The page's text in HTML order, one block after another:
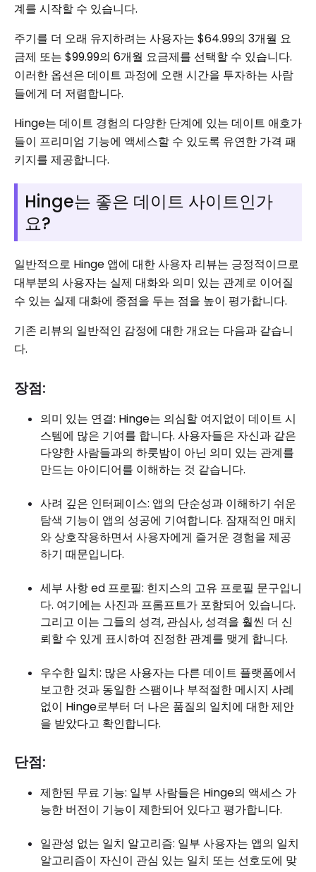
계를 시작할 수 있습니다.
주기를 더 오래 유지하려는 사용자는 $64.99의 3개월 요
금제 또는 $99.99의 6개월 요금제를 선택할 수 있습니다.
이러한 옵션은 데이트 과정에 오랜 시간을 투자하는 사람
들에게 더 저렴합니다.
Hinge는 데이트 경험의 다양한 단계에 있는 데이트 애호가
들이 프리미엄 기능에 액세스할 수 있도록 유연한 가격 패
키지를 제공합니다.
Hinge는 좋은 데이트 사이트인가
요?
일반적으로 Hinge 앱에 대한 사용자 리뷰는 긍정적이므로
대부분의 사용자는 실제 대화와 의미 있는 관계로 이어질
수 있는 실제 대화에 중점을 두는 점을 높이 평가합니다.
기존 리뷰의 일반적인 감정에 대한 개요는 다음과 같습니
다.
장점:
의미 있는 연결: Hinge는 의심할 여지없이 데이트 시
스템에 많은 기여를 합니다. 사용자들은 자신과 같은
다양한 사람들과의 하룻밤이 아닌 의미 있는 관계를
만드는 아이디어를 이해하는 것 같습니다.
사려 깊은 인터페이스: 앱의 단순성과 이해하기 쉬운
탐색 기능이 앱의 성공에 기여합니다. 잠재적인 매치
와 상호작용하면서 사용자에게 즐거운 경험을 제공
하기 때문입니다.
세부 사항 ed 프로필: 힌지스의 고유 프로필 문구입니
다. 여기에는 사진과 프롬프트가 포함되어 있습니다.
그리고 이는 그들의 성격, 관심사, 성격을 훨씬 더 신
뢰할 수 있게 표시하여 진정한 관계를 맺게 합니다.
우수한 일치: 많은 사용자는 다른 데이트 플랫폼에서
보고한 것과 동일한 스팸이나 부적절한 메시지 사례
없이 Hinge로부터 더 나은 품질의 일치에 대한 제안
을 받았다고 확인합니다.
단점:
제한된 무료 기능: 일부 사람들은 Hinge의 액세스 가
능한 버전이 기능이 제한되어 있다고 평가합니다.
일관성 없는 일치 알고리즘: 일부 사용자는 앱의 일치
알고리즘이 자신이 관심 있는 일치 또는 선호도에 맞